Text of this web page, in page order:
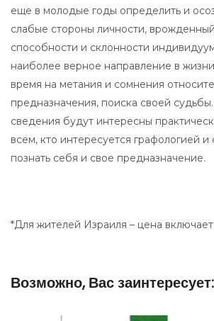
еще в молодые годы определить и
слабые стороны личности,
способности и склонности
наиболее верное направление в
время на метания и сомнения
предназначения, поиска своей
сведения будут интересны
всем, кто интересуется графологией и
познать себя и свое предназначение.
*Для жителей Израиля – цена
Возможно, Вас заинтересует: